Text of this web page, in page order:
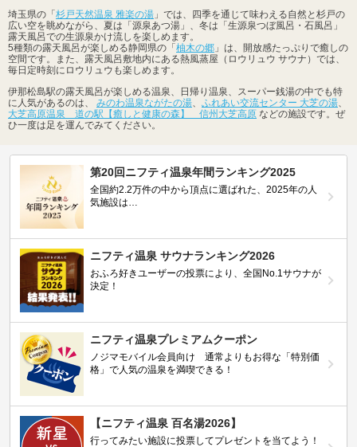
埼玉県の「 杉戸天然温泉 雅楽の湯 」では、四季を通じて味わえる自然と杉戸の
広い空を眺めながら、夏は「源泉あつ湯」、冬は「生源泉つぼ風呂・石風呂」
露天風呂での生源泉かけ流しを楽しめます。
5種類の露天風呂が楽しめる静岡県の「 柚木の郷 」は、開放感たっぷりで癒しの
空間です。また、露天風呂敷地内にある熱風蒸屋（ロウリュウ サウナ）では、
毎日定時刻にロウリュウも楽しめます。
伊那松島駅の露天風呂が楽しめる温泉、日帰り温泉、スーパー銭湯の中でも特
に人気があるのは、 みのわ温泉ながたの湯、 ふれあい交流センター 大芝の湯、
大芝高原温泉 道の駅【癒しと健康の森】 信州大芝高原 などの施設です。ぜ
ひ一度は足を運んでみてください。
第20回ニフティ温泉年間ランキング2025
全国約2.2万件の中から頂点に選ばれた、2025年の人
気施設は…
ニフティ温泉 サウナランキング2026
おふろ好きユーザーの投票により、全国No.1サウナが
決定！
ニフティ温泉プレミアムクーポン
ノジマモバイル会員向け 通常よりもお得な「特別価
格」で人気の温泉を満喫できる！
【ニフティ温泉 百名湯2026】
行ってみたい施設に投票してプレゼントを当てよう！